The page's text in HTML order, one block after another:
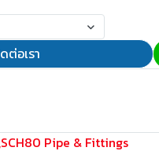
ต่อเรา
,SCH80 Pipe & Fittings